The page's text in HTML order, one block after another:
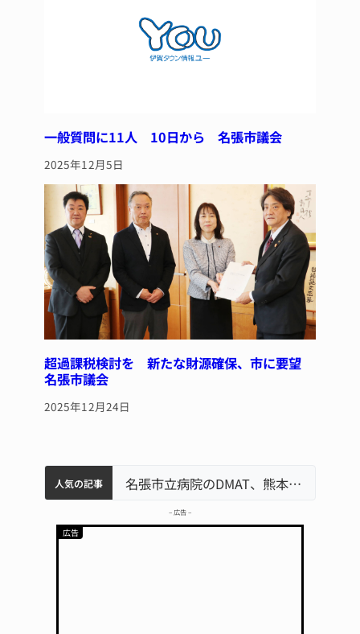
一般質問に11人 10日から 名張市議会
2025年12月5日
超過課税検討を 新たな財源確保、市に要望
名張市議会
2025年12月24日
人気の記事
名張市水道料金47％値上げへ 答申案、審議会で大筋まとまる
器物損壊容疑で83歳女逮捕 伊賀署
中学校の陶壁モニュメント 地元建設会社がボランティアで清掃 伊賀 名張市立病院のDMAT、熊本地震の被災地へ 能登以来3回目の派遣
– 広告 –